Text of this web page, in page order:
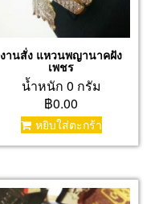
งานสั่ง แหวนพญานาคฝัง
เพชร
น้ำหนัก 0 กรัม
฿0.00
หยิบใส่ตะกร้า